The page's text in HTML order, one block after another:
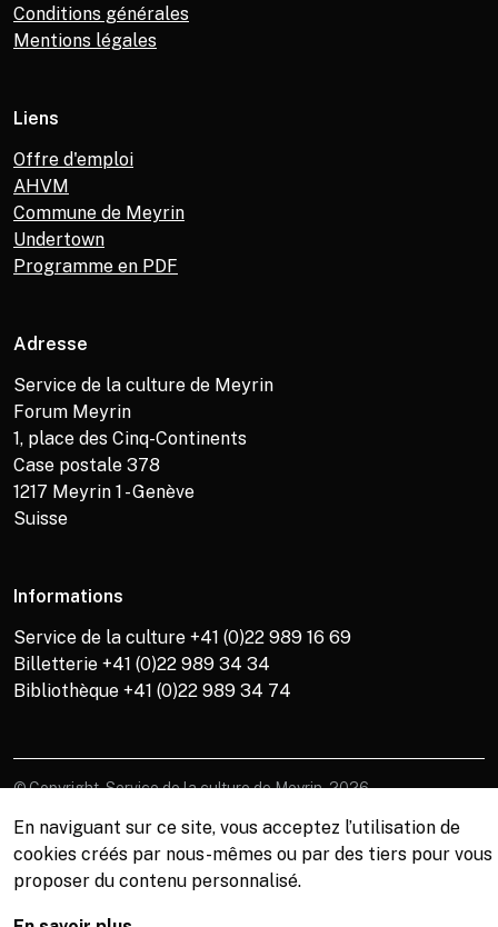
Conditions générales
Mentions légales
Liens
Offre d'emploi
AHVM
Commune de Meyrin
Undertown
Programme en PDF
Adresse
Service de la culture de Meyrin
Forum Meyrin
1, place des Cinq-Continents
Case postale 378
1217 Meyrin 1 - Genève
Suisse
Informations
Service de la culture +41 (0)22 989 16 69
Billetterie +41 (0)22 989 34 34
Bibliothèque +41 (0)22 989 34 74
© Copyright, Service de la culture de Meyrin, 2026
En naviguant sur ce site, vous acceptez l’utilisation de
cookies créés par nous-mêmes ou par des tiers pour vous
proposer du contenu personnalisé.